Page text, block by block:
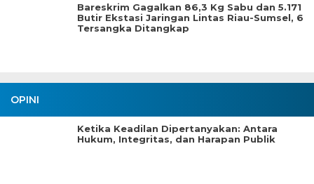
Bareskrim Gagalkan 86,3 Kg Sabu dan 5.171
Butir Ekstasi Jaringan Lintas Riau-Sumsel, 6
Tersangka Ditangkap
OPINI
Ketika Keadilan Dipertanyakan: Antara
Hukum, Integritas, dan Harapan Publik